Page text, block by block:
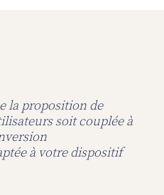
la proposition de
soit couplée à
à votre dispositif